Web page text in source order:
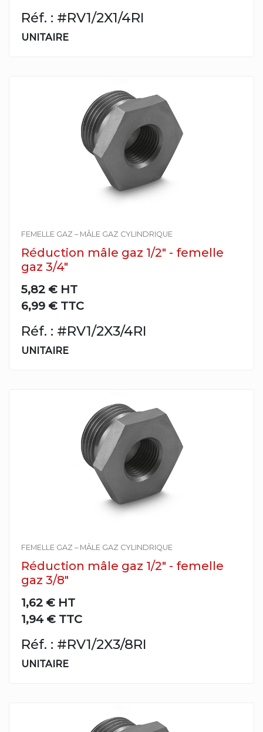
Réf. : #RV1/2X1/4RI
UNITAIRE
FEMELLE GAZ – MÂLE GAZ CYLINDRIQUE
Réduction mâle gaz 1/2" - femelle
gaz 3/4"
5,82 € HT
6,99 € TTC
Réf. : #RV1/2X3/4RI
UNITAIRE
FEMELLE GAZ – MÂLE GAZ CYLINDRIQUE
Réduction mâle gaz 1/2" - femelle
gaz 3/8"
1,62 € HT
1,94 € TTC
Réf. : #RV1/2X3/8RI
UNITAIRE